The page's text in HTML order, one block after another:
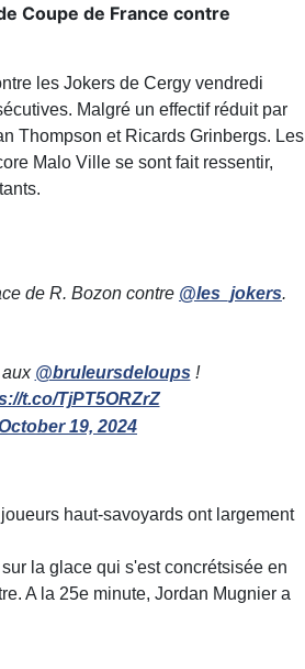
Coupe de France contre
les Jokers de Cergy vendredi
Malgré un effectif réduit par
Thompson et Ricards Grinbergs. Les
Malo Ville se sont fait ressentir,
de R. Bozon contre @les_jokers.
aux @bruleursdeloups !
t.co/TjPT5ORZrZ
19, 2024
haut-savoyards ont largement
la glace qui s'est concrétsisée en
A la 25e minute, Jordan Mugnier a